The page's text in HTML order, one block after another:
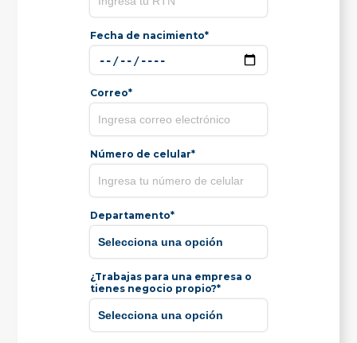
Fecha de nacimiento*
Correo*
Número de celular*
Departamento*
¿Trabajas para una empresa o
tienes negocio propio?*